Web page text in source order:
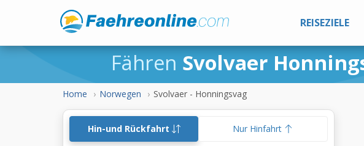
REISEZIELE
Fähren Svolvaer
Home Norwegen Svolvaer - Honningsvag
Hin-und Rückfahrt Nur Hinfahrt